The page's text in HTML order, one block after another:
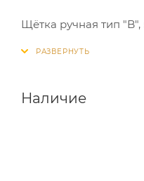
Щётка ручная тип
Наличие